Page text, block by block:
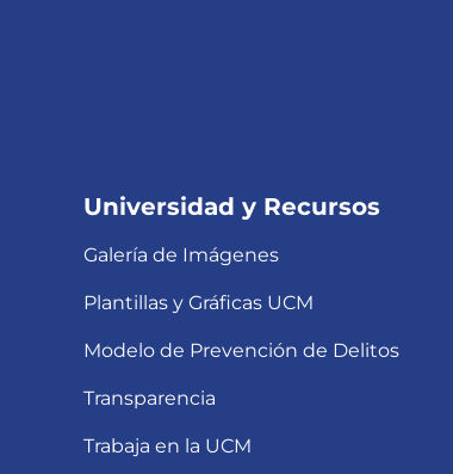
Universidad y Recursos
Galería de Imágenes
Plantillas y Gráficas UCM
Modelo de Prevención de Delitos
Transparencia
Trabaja en la UCM